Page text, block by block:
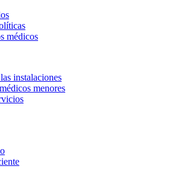
médicos
instalaciones
menores